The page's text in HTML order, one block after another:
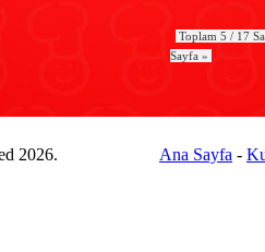
Toplam 5 / 17
Sayfa »
Ana Sayfa -
2026.